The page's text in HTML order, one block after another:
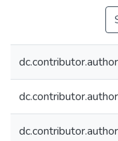
dc.contributor.author
dc.contributor.author
dc.contributor.author